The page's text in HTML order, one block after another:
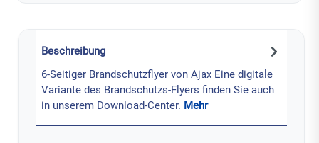
Beschreibung
6-Seitiger Brandschutzflyer von Ajax Eine digitale
Variante des Brandschutzs-Flyers finden Sie auch
in unserem Download-Center. Mehr